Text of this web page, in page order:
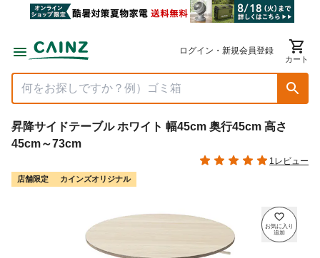
ログイン・新規会員登録
カート
昇降サイドテーブル ホワイト 幅45cm 奥行45cm 高さ
45cm～73cm
1レビュー
店舗限定 カインズオリジナル